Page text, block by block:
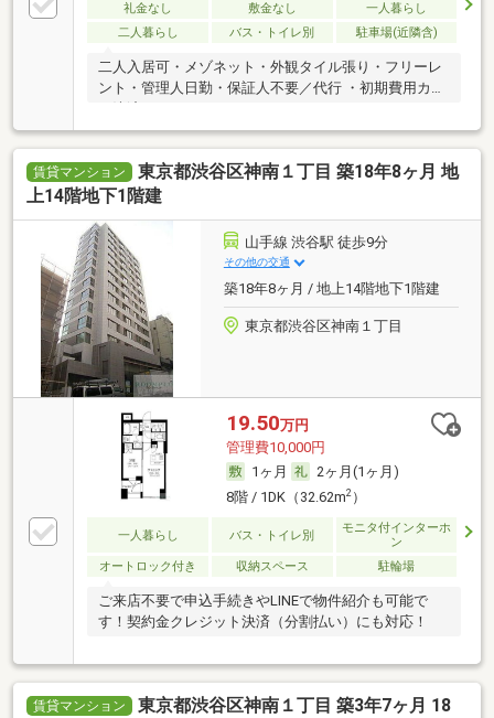
礼金なし 敷金なし
一人暮らし
二人暮らし
バス・トイレ別 駐車場(近隣含)
二人入居可・メゾネット・外観タイル張り・フリーレ
ント・管理人日勤・保証人不要／代行 ・初期費用カー
賃貸マンション
東京都渋谷区神南１丁目 築18年8ヶ月 地
上14階地下1階建
山手線 渋谷駅 徒歩9分
その他の交通
築18年8ヶ月 / 地上14階地下1階建
東京都渋谷区神南１丁目
19.50万円
管理費10,000円
1ヶ月
2ヶ月(1ヶ月)
8階 / 1DK（32.62m2）
一人暮らし バス・トイレ別
モニタ付インターホ
ン
オートロック付き
収納スペース 駐輪場
ご来店不要で申込手続きやLINEで物件紹介も可能で
す！契約金クレジット決済（分割払い）にも対応！
賃貸マンション
東京都渋谷区神南１丁目 築3年7ヶ月 18